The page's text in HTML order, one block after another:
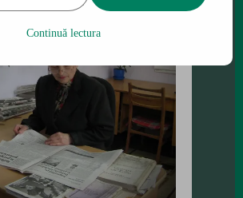
Continuă lectura